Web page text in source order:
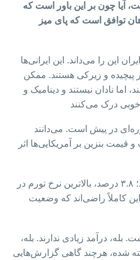
آیا چون بر این باور است که
توافق است که پای میز
این را می‌داند. این ایرانی‌ها
پیچیده و زیرکی هستند. ممکن
اما نادان نیستند و دینامیک و
در پیش است. می‌دانند
قیمت بنزین بر آمریکایی‌ها اثر
آن‌ها آمار جدید تورم را دیده‌اند؛ ۳.۸ درصد، بالاترین نرخ تورم در
کاملاً راضی‌اند که وضعیت
بله، درآمد زیادی ندارند. بله،
شده، هرچند گاهی گزارش‌هایی